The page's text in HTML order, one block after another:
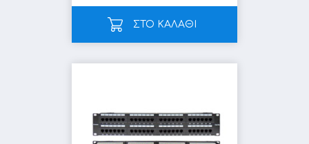
ΣΤΟ ΚΑΛΑΘΙ